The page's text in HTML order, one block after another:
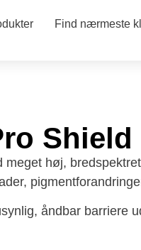
Find nærmeste
høj,
åndbar barriere